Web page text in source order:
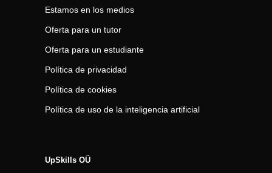
Estamos en los medios
Oferta para un tutor
Oferta para un estudiante
Política de privacidad
Política de cookies
Política de uso de la inteligencia artificial
UpSkills OÜ